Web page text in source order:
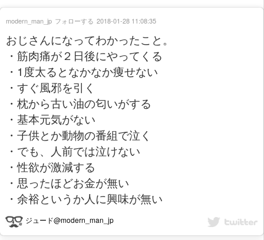
おじさんになってわかったこと。
・筋肉痛が２日後にやってくる
・1度太るとなかなか痩せない
・すぐ風邪を引く
・枕から古い油の匂いがする
・基本元気がない
・子供とか動物の番組で泣く
・でも、人前では泣けない
・性欲が激減する
・思ったほどお金が無い
・余裕というか人に興味が無い
ジュード@modern_man_jp
modern_man_jp フォローする 2018-01-28 11:08:35